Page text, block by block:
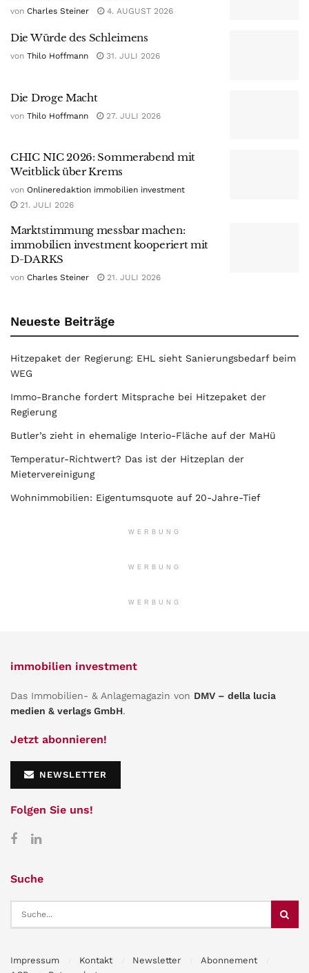
von Charles Steiner 4. AUGUST 2026
Die Würde des Schleimens
von Thilo Hoffmann 31. JULI 2026
Die Droge Macht
von Thilo Hoffmann 27. JULI 2026
CHIC NIC 2026: Sommerabend mit
Weitblick über Krems
von Onlineredaktion immobilien investment
21. JULI 2026
Marktstimmung messbar machen:
immobilien investment kooperiert mit
D-DARKS
von Charles Steiner 21. JULI 2026
Neueste Beiträge
Hitzepaket der Regierung: EHL sieht Sanierungsbedarf beim
WEG
Immo-Branche fordert Mitsprache bei Hitzepaket der
Regierung
Butler’s zieht in ehemalige Interio-Fläche auf der MaHü
Temperatur-Richtwert? Das ist der Hitzeplan der
Mietervereinigung
Wohnimmobilien: Eigentumsquote auf 20-Jahre-Tief
WERBUNG
WERBUNG
WERBUNG
immobilien investment
Das Immobilien- & Anlagemagazin von DMV – della lucia
medien & verlags GmbH.
Jetzt abonnieren!
NEWSLETTER
Folgen Sie uns!
Suche
Impressum Kontakt Newsletter
Abonnement